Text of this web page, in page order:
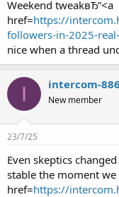
Weekend tweakвЂ”<a
href=https://
followers-in-2025-
nice when a thread
I intercom-886
New member
23/7/25
Even skeptics
stable the moment
href=https://